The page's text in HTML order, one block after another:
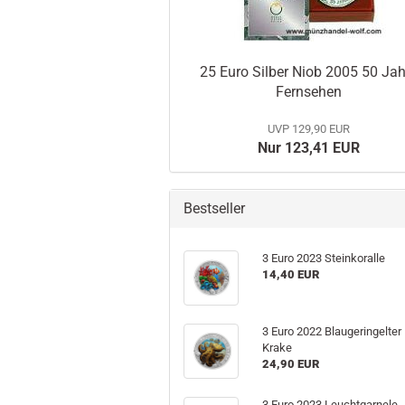
25 Euro Silber Niob 2005 50
Fernsehen
UVP 129,90 EUR
Nur 123,41 EUR
Bestseller
3 Euro 2023 Steinkoralle
14,40 EUR
3 Euro 2022 Blaugeringelter
Krake
24,90 EUR